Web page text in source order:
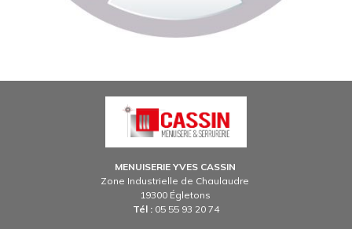
Image
MENUISERIE YVES CASSIN
Zone Industrielle de Chaulaudre
19300 Égletons
Tél : 05 55 93 20 74